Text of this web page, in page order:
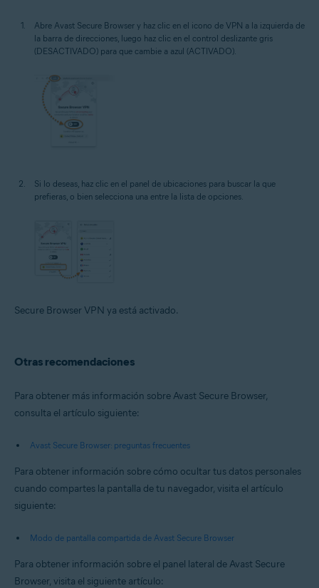
Abre Avast Secure Browser y haz clic en el icono de VPN a la izquierda de
la barra de direcciones, luego haz clic en el control deslizante gris
(DESACTIVADO) para que cambie a azul (ACTIVADO).
Si lo deseas, haz clic en el panel de ubicaciones para buscar la que
prefieras, o bien selecciona una entre la lista de opciones.
Secure Browser VPN ya está activado.
Otras recomendaciones
Para obtener más información sobre Avast Secure Browser,
consulta el artículo siguiente:
Avast Secure Browser: preguntas frecuentes
Para obtener información sobre cómo ocultar tus datos personales
cuando compartes la pantalla de tu navegador, visita el artículo
siguiente:
Modo de pantalla compartida de Avast Secure Browser
Para obtener información sobre el panel lateral de Avast Secure
Browser, visita el siguiente artículo: